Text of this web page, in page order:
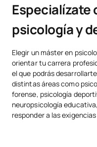
Especialízate
psicología y
Elegir un máster en
orientar tu carrera
el que podrás
distintas áreas como
forense, psicología
neuropsicología
responder a las